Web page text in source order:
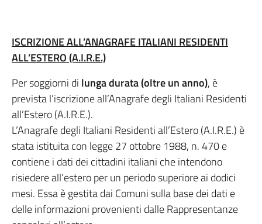
ISCRIZIONE ALL’ANAGRAFE ITALIANI RESIDENTI
ALL’ESTERO (A.I.R.E.)
Per soggiorni di lunga durata (oltre un anno), è
prevista l’iscrizione all’Anagrafe degli Italiani Residenti
all’Estero (A.I.R.E.).
L’Anagrafe degli Italiani Residenti all’Estero (A.I.R.E.) è
stata istituita con legge 27 ottobre 1988, n. 470 e
contiene i dati dei cittadini italiani che intendono
risiedere all’estero per un periodo superiore ai dodici
mesi. Essa è gestita dai Comuni sulla base dei dati e
delle informazioni provenienti dalle Rappresentanze